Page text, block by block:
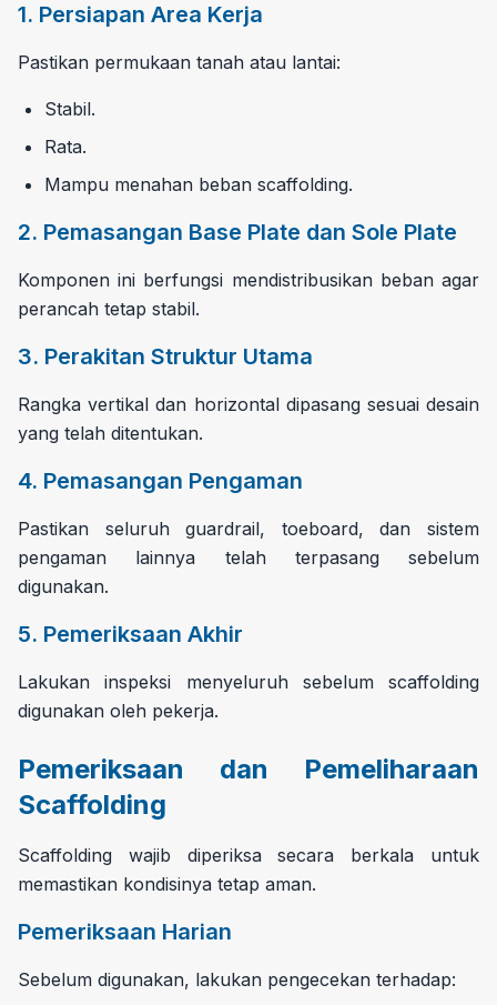
1. Persiapan Area Kerja
Pastikan permukaan tanah atau lantai:
Stabil.
Rata.
Mampu menahan beban scaffolding.
2. Pemasangan Base Plate dan Sole Plate
Komponen ini berfungsi mendistribusikan beban agar
perancah tetap stabil.
3. Perakitan Struktur Utama
Rangka vertikal dan horizontal dipasang sesuai desain
yang telah ditentukan.
4. Pemasangan Pengaman
Pastikan seluruh guardrail, toeboard, dan sistem
pengaman lainnya telah terpasang sebelum
digunakan.
5. Pemeriksaan Akhir
Lakukan inspeksi menyeluruh sebelum scaffolding
digunakan oleh pekerja.
Pemeriksaan dan Pemeliharaan
Scaffolding
Scaffolding wajib diperiksa secara berkala untuk
memastikan kondisinya tetap aman.
Pemeriksaan Harian
Sebelum digunakan, lakukan pengecekan terhadap: